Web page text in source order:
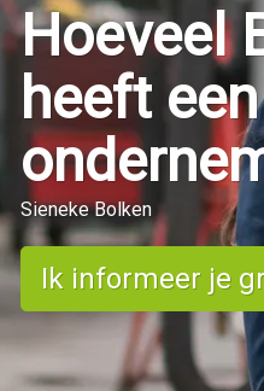
Hoeveel
heeft een
Sieneke Bolken
Ik informeer je